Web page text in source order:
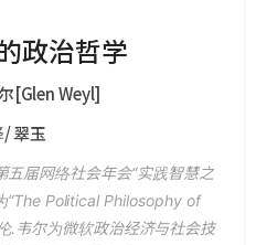
政治哲学
[Glen Weyl]
翠玉
届网络社会年会“实践智慧之
“The Political Philosophy of
.韦尔为微软政治经济与社会技